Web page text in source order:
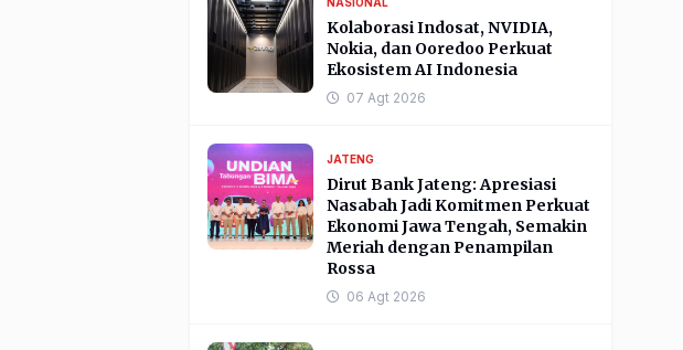
Kolaborasi Indosat, NVIDIA,
Nokia, dan Ooredoo Perkuat
Ekosistem AI Indonesia
07 Agt 2026
JATENG
Dirut Bank Jateng: Apresiasi
Nasabah Jadi Komitmen Perkuat
Ekonomi Jawa Tengah, Semakin
Meriah dengan Penampilan
Rossa
06 Agt 2026